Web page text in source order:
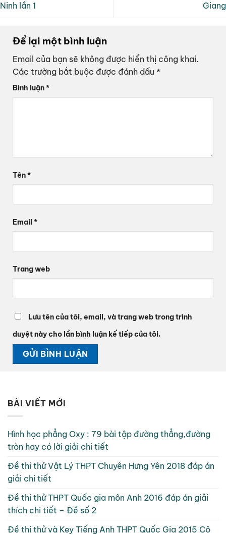
Ninh lần 1 Giang
Để lại một bình luận
Email của bạn sẽ không được hiển thị công khai.
Các trường bắt buộc được đánh dấu *
Bình luận*
Tên*
Email *
Trang web
Lưu tên của tôi, email, và trang web trong trình
duyệt này cho lần bình luận kế tiếp của tôi.
BÀI VIẾT MỚI
Hình học phẳng Oxy : 79 bài tập đường thẳng,đường
tròn hay có lời giải chi tiết
Đề thi thử Vật Lý THPT Chuyên Hưng Yên 2018 đáp án
giải chi tiết
Đề thi thử THPT Quốc gia môn Anh 2016 đáp án giải
thích chi tiết – Đề số 2
Đề thi thử và Key Tiếng Anh THPT Quốc Gia 2015 Cô